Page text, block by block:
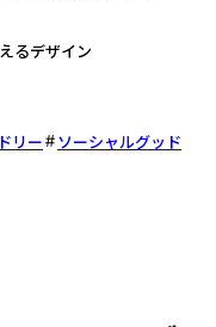
るデザイン
リー ソーシャルグッド